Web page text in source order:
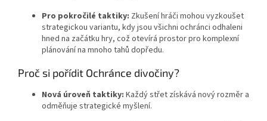
Pro pokročilé taktiky: Zkušení hráči mohou vyzkoušet
strategickou variantu, kdy jsou všichni ochránci odhaleni
hned na začátku hry, což otevírá prostor pro komplexní
plánování na mnoho tahů dopředu.
Proč si pořídit Ochránce divočiny?
Nová úroveň taktiky: Každý střet získává nový rozměr a
odměňuje strategické myšlení.